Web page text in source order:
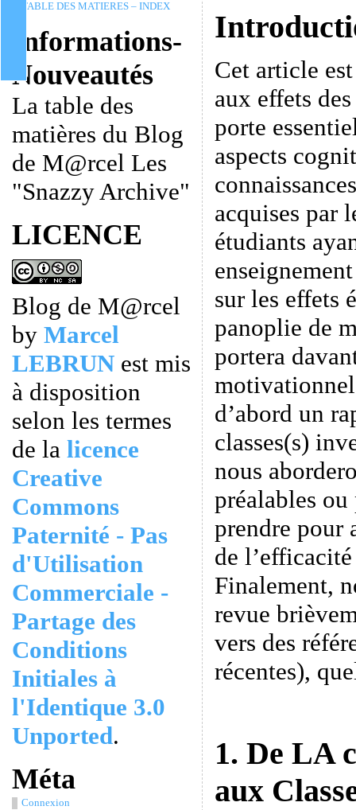
TABLE DES MATIERES – INDEX
Informations-
Nouveautés
La table des
matières du Blog
de M@rcel Les
"Snazzy Archive"
LICENCE
Blog de M@rcel
by Marcel
LEBRUNest mis
à disposition
selon les termes
de la licence
Creative
Commons
Paternité - Pas
d'Utilisation
Commerciale -
Partage des
Conditions
Initiales à
l'Identique 3.0
Unported.
Méta
Connexion
Cet article
aux effets
porte
aspects
acquises par
étudiants
sur les effets
panoplie de
portera
d’abord un
classes(s)
nous
préalables
prendre pour
de
Finalement,
revue
vers des
récentes),
1. De LA
aux